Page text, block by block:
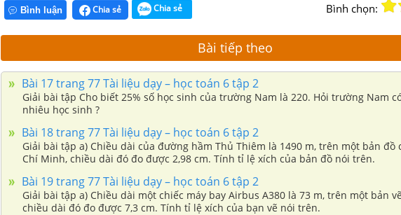
Bình luận Chia sẻ Chia sẻ Bình chọn:
Bài tiếp theo
Bài 17 trang 77 Tài liệu dạy – học toán 6 tập 2
Giải bài tập Cho biết 25% số học sinh của trường Nam là 220. Hỏi trường Nam
nhiêu học sinh ?
Bài 18 trang 77 Tài liệu dạy – học toán 6 tập 2
Giải bài tập a) Chiều dài của đường hầm Thủ Thiêm là 1490 m, trên một bản đồ
Chí Minh, chiều dài đó đo được 2,98 cm. Tính tỉ lệ xích của bản đồ nói trên.
Bài 19 trang 77 Tài liệu dạy – học toán 6 tập 2
Giải bài tập a) Chiều dài một chiếc máy bay Airbus A380 là 73 m, trên một bản
chiều dài đó đo được 7,3 cm. Tính tỉ lệ xích của bạn vẽ nói trên.